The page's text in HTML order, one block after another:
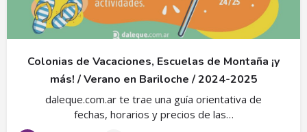
Colonias de Vacaciones, Escuelas de Montaña ¡y
más! / Verano en Bariloche / 2024-2025
daleque.com.ar te trae una guía orientativa de
fechas, horarios y precios de las…